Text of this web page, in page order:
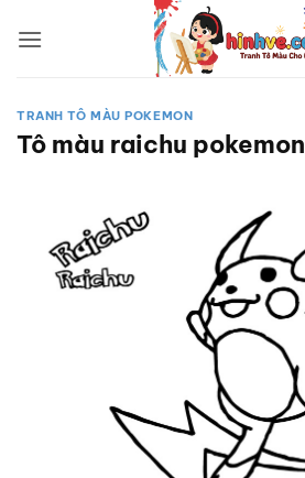
qua
TRANH TÔ MÀU POKEMON
Tô màu raichu pokemon